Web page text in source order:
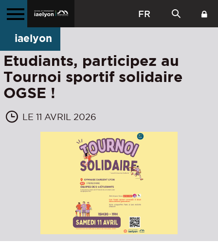
FR
iaelyon
Etudiants, participez au
Tournoi sportif solidaire
OGSE !
LE 11 AVRIL 2026